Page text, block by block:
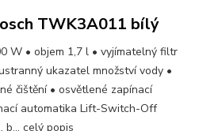
TWK3A011 bílý
W • objem 1,7 l • vyjímatelný filtr
ukazatel množství vody •
čištění • osvětlené zapínací
automatika Lift-Switch-Off
b... celý popis